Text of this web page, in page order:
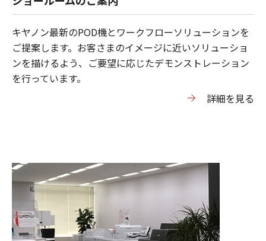
キヤノン最新のPOD機とワークフローソリューションを
ご提案します。お客さまのイメージに近いソリューショ
ンを描けるよう、ご要望に応じたデモンストレーション
を行っています。
詳細を見る